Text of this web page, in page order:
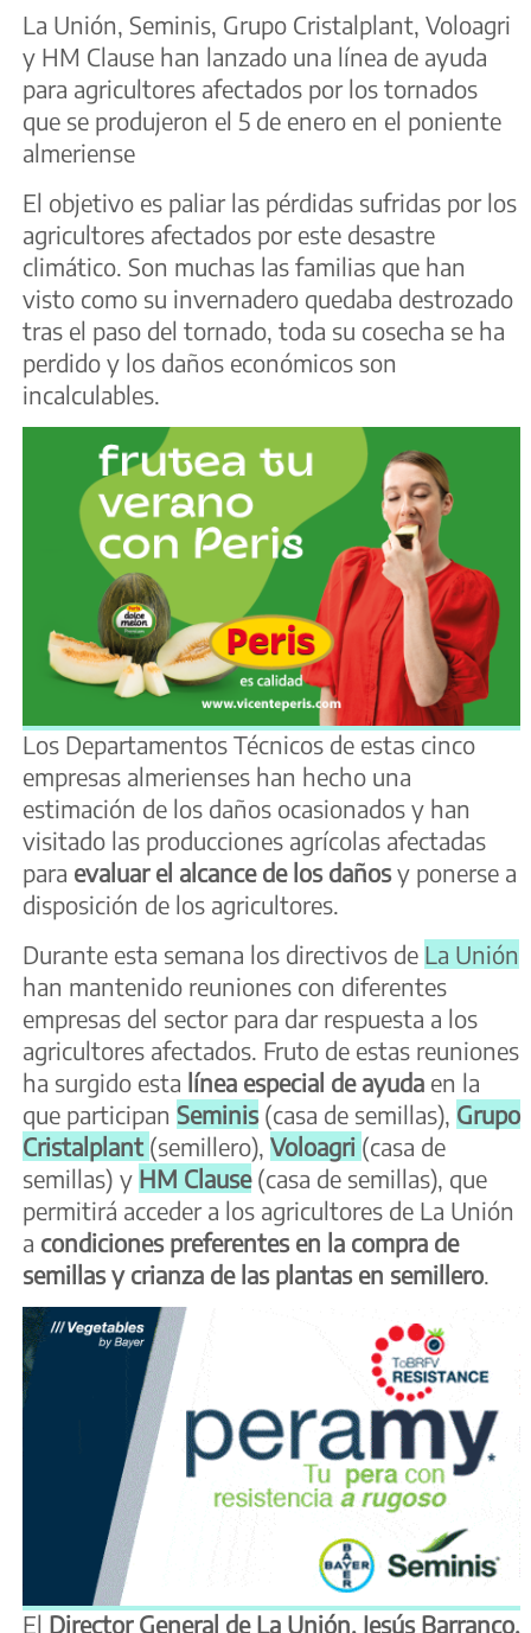
La Unión, Seminis, Grupo Cristalplant, Voloagri
y HM Clause han lanzado una línea de ayuda
para agricultores afectados por los tornados
que se produjeron el 5 de enero en el poniente
almeriense
El objetivo es paliar las pérdidas sufridas por los
agricultores afectados por este desastre
climático. Son muchas las familias que han
visto como su invernadero quedaba destrozado
tras el paso del tornado, toda su cosecha se ha
perdido y los daños económicos son
incalculables.
Los Departamentos Técnicos de estas cinco
empresas almerienses han hecho una
estimación de los daños ocasionados y han
visitado las producciones agrícolas afectadas
para evaluar el alcance de los dañosy ponerse a
disposición de los agricultores.
Durante esta semana los directivos de La Unión
han mantenido reuniones con diferentes
empresas del sector para dar respuesta a los
agricultores afectados. Fruto de estas reuniones
ha surgido esta línea especial de ayuda en la
que participan Seminis(casa de semillas), Grupo
Cristalplant (semillero), Voloagri (casa de
semillas) y HM Clause(casa de semillas), que
permitirá acceder a los agricultores de La Unión
a condiciones preferentes en la compra de
semillas y crianza de las plantas en semillero
El Director General de La Unión, Jesús Barranco,